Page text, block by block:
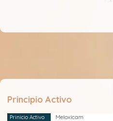
Principio Activo
Meloxicam